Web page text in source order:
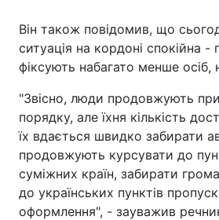
Він також повідомив, що
ситуація на кордоні спокійна
фіксують набагато менше осіб,
"Звісно, люди продовжують
порядку, але їхня кількість
їх вдається швидко забирати
продовжують курсувати до
суміжних країн, забирати
до українських пунктів
оформлення", - зауважив